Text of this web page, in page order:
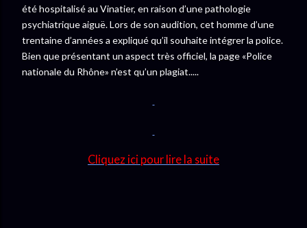
été hospitalisé au Vinatier, en raison d’une pathologie
psychiatrique aiguë. Lors de son audition, cet homme d’une
trentaine d’années a expliqué qu’il souhaite intégrer la police.
Bien que présentant un aspect très officiel, la page «Police
nationale du Rhône» n’est qu’un plagiat.....
Cliquez ici pour lire la suite